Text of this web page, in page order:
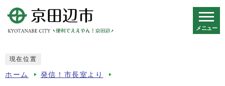
メニュー
現在位置
ホーム 発信！市長室より